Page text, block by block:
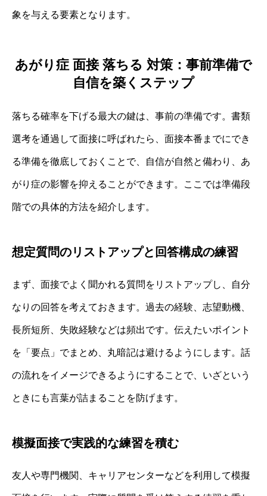
象を与える要素となります。
あがり症 面接 落ちる 対策：事前準備で
自信を築くステップ
落ちる確率を下げる最大の鍵は、事前の準備です。書類
選考を通過して面接に呼ばれたら、面接本番までにでき
る準備を徹底しておくことで、自信が自然と備わり、あ
がり症の影響を抑えることができます。ここでは準備段
階での具体的方法を紹介します。
想定質問のリストアップと回答構成の練習
まず、面接でよく聞かれる質問をリストアップし、自分
なりの回答を考えておきます。過去の経験、志望動機、
長所短所、失敗経験などは頻出です。伝えたいポイント
を「要点」でまとめ、丸暗記は避けるようにします。話
の流れをイメージできるようにすることで、いざという
ときにも言葉が詰まることを防げます。
模擬面接で実践的な練習を積む
友人や専門機関、キャリアセンターなどを利用して模擬